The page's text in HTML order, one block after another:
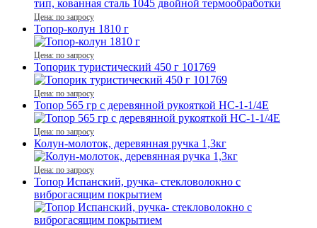
Цена: по запросу
Топор-колун 1810 г
Цена: по запросу
Топорик туристический 450 г 101769
Цена: по запросу
Топор 565 гр с деревянной рукояткой HC-1-1/4E
Цена: по запросу
Колун-молоток, деревянная ручка 1,3кг
Цена: по запросу
Топор Испанский, ручка- стекловолокно с
виброгасящим покрытием